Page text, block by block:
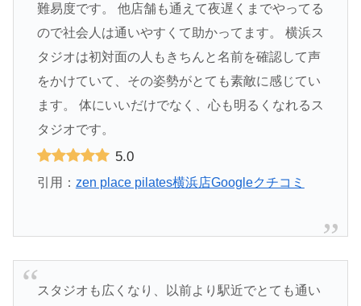
難易度です。 他店舗も通えて夜遅くまでやってる
ので社会人は通いやすくて助かってます。 横浜ス
タジオは初対面の人もきちんと名前を確認して声
をかけていて、その姿勢がとても素敵に感じてい
ます。 体にいいだけでなく、心も明るくなれるス
タジオです。
5.0
引用： zen place pilates横浜店Googleクチコミ
スタジオも広くなり、以前より駅近でとても通い